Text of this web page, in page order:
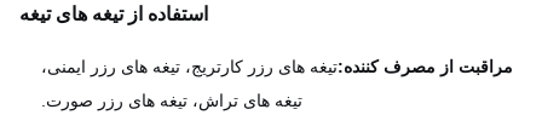
استفاده از تیغه های تیغه
از مصرف کننده:تیغه های رزر کارتریج، تیغه های رزر ایمنی،
تیغه های تراش، تیغه های رزر صورت.